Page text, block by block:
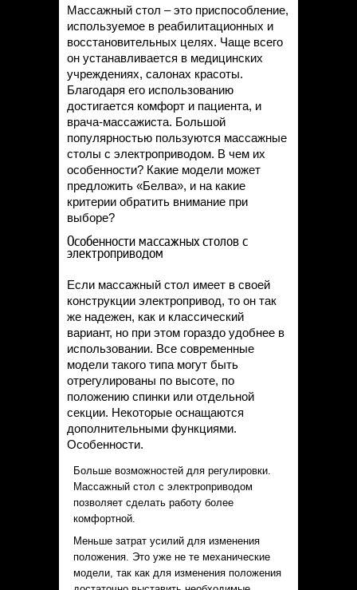
Массажный стол – это приспособление,
используемое в реабилитационных и
восстановительных целях. Чаще всего
он устанавливается в медицинских
учреждениях, салонах красоты.
Благодаря его использованию
достигается комфорт и пациента, и
врача-массажиста. Большой
популярностью пользуются массажные
столы с электроприводом. В чем их
особенности? Какие модели может
предложить «Белва», и на какие
критерии обратить внимание при
выборе?
Особенности массажных столов с
электроприводом
Если массажный стол имеет в своей
конструкции электропривод, то он так
же надежен, как и классический
вариант, но при этом гораздо удобнее в
использовании. Все современные
модели такого типа могут быть
отрегулированы по высоте, по
положению спинки или отдельной
секции. Некоторые оснащаются
дополнительными функциями.
Особенности.
Больше возможностей для регулировки.
Массажный стол с электроприводом
позволяет сделать работу более
комфортной.
Меньше затрат усилий для изменения
положения. Это уже не те механические
модели, так как для изменения положения